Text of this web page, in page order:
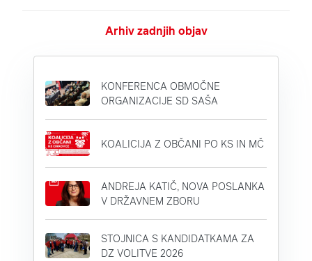
Arhiv zadnjih objav
KONFERENCA OBMOČNE
ORGANIZACIJE SD SAŠA
KOALICIJA Z OBČANI PO KS IN MČ
ANDREJA KATIČ, NOVA POSLANKA
V DRŽAVNEM ZBORU
STOJNICA S KANDIDATKAMA ZA
DZ VOLITVE 2026